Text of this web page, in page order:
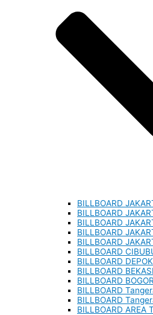
BILLBOARD
BILLBOARD
BILLBOARD
BILLBOARD
BILLBOARD
BILLBOARD
BILLBOARD DEPOK
BILLBOARD BEKASI
BILLBOARD BOGOR
BILLBOARD
BILLBOARD
BILLBOARD AREA